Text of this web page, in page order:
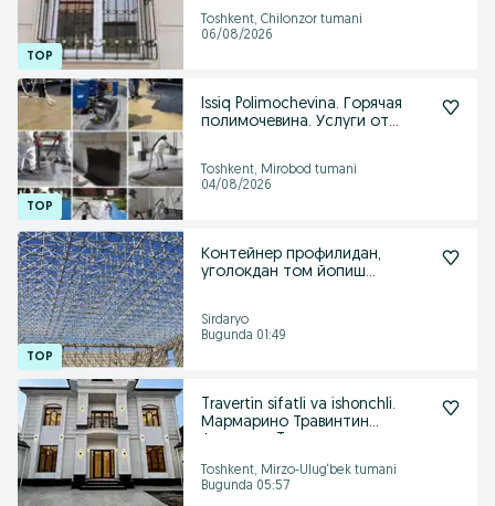
Toshkent, Chilonzor tumani
06/08/2026
Issiq Polimochevina. Горячая
полимочевина. Услуги от
Toshkent, Mirobod tumani
04/08/2026
Контейнер профилидан,
уголокдан том йопиш
Sirdaryo
Bugunda 01:49
Travertin sifatli va ishonchli.
Мармарино Травинтин
Toshkent, Mirzo-Ulug‘bek tumani
Bugunda 05:57